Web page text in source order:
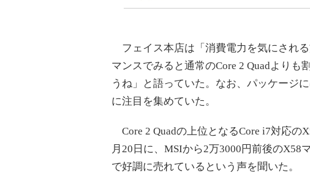
フェイス本店は「消費電力を気にされ
マンスでみると通常のCore 2 Quadよりも
うね」と語っていた。なお、パッケージ
に注目を集めていた。
Core 2 Quadの上位となるCore i7対応の
月20日に、MSIから2万3000円前後のX58
で好調に売れているという声を聞いた。